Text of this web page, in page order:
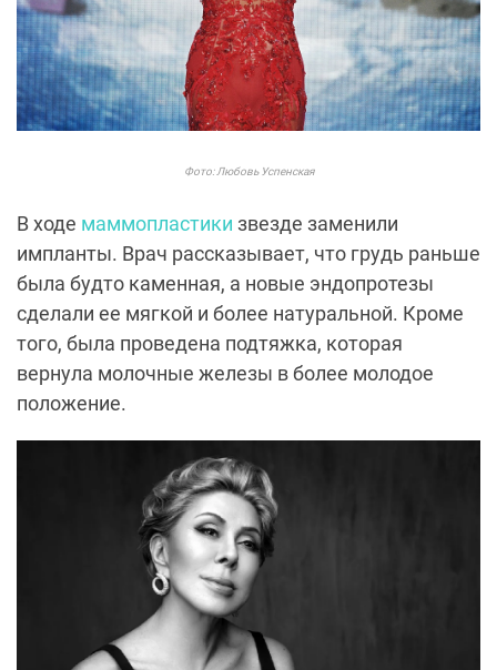
Фото: Любовь Успенская
В ходе маммопластики звезде заменили
импланты. Врач рассказывает, что грудь раньше
была будто каменная, а новые эндопротезы
сделали ее мягкой и более натуральной. Кроме
того, была проведена подтяжка, которая
вернула молочные железы в более молодое
положение.